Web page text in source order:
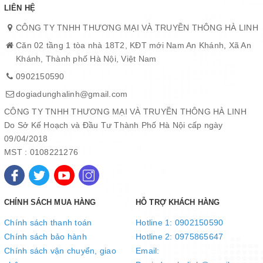
LIÊN HỆ
CÔNG TY TNHH THƯƠNG MẠI VÀ TRUYỀN THÔNG HÀ LINH
Căn 02 tầng 1 tòa nhà 18T2, KĐT mới Nam An Khánh, Xã An
Khánh, Thành phố Hà Nội, Việt Nam
0902150590
dogiadunghalinh@gmail.com
CÔNG TY TNHH THƯƠNG MẠI VÀ TRUYỀN THÔNG HÀ LINH
Do Sở Kế Hoạch và Đầu Tư Thành Phố Hà Nội cấp ngày
09/04/2018
MST : 0108221276
CHÍNH SÁCH MUA HÀNG
Chính sách thanh toán
Chính sách bảo hành
Chính sách vận chuyển, giao
HỖ TRỢ KHÁCH HÀNG
Hotline 1: 0902150590
Hotline 2: 0975865647
Email: